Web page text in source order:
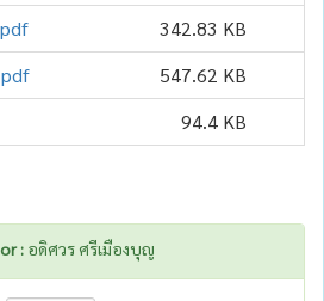
342.83 KB
547.62 KB
94.4 KB
: อดิศวร ศรีเมืองบุญ